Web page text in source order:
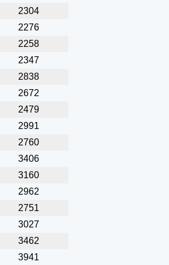
2304
2276
2258
2347
2838
2672
2479
2991
2760
3406
3160
2962
2751
3027
3462
3941